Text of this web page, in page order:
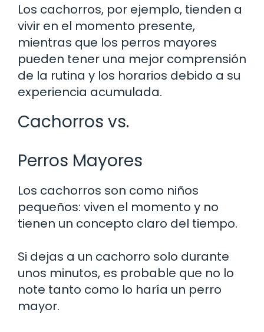
Los cachorros, por ejemplo, tienden a
vivir en el momento presente,
mientras que los perros mayores
pueden tener una mejor comprensión
de la rutina y los horarios debido a su
experiencia acumulada.
Cachorros vs.
Perros Mayores
Los cachorros son como niños
pequeños: viven el momento y no
tienen un concepto claro del tiempo.
Si dejas a un cachorro solo durante
unos minutos, es probable que no lo
note tanto como lo haría un perro
mayor.